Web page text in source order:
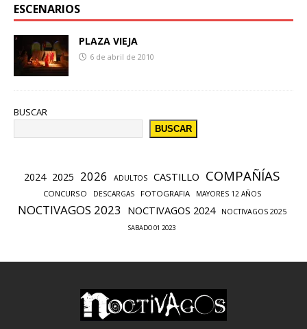
ESCENARIOS
PLAZA VIEJA
6 de abril de 2010
BUSCAR
BUSCAR
2024 2025 2026 ADULTOS CASTILLO COMPAÑÍAS
CONCURSO DESCARGAS FOTOGRAFIA MAYORES 12 AÑOS
NOCTIVAGOS 2023 NOCTIVAGOS 2024 NOCTIVAGOS 2025
SABADO 01 2023